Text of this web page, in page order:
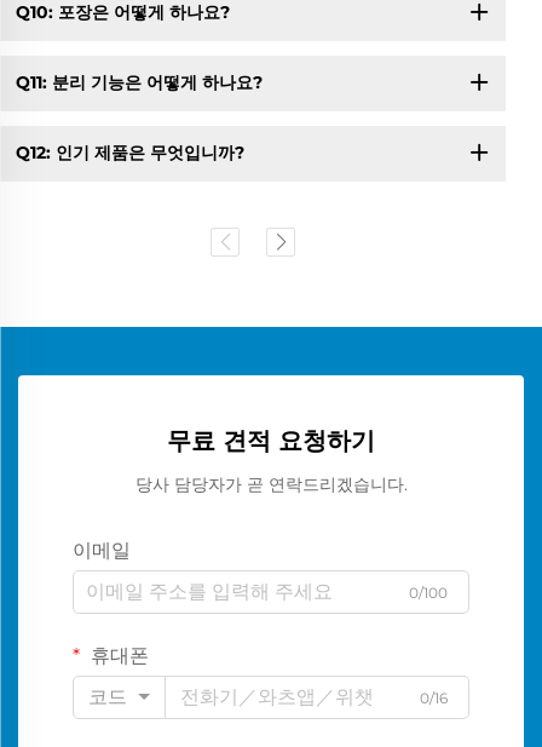
Q10: 포장은 어떻게 하나요?
Q11: 분리 기능은 어떻게 하나요?
Q12: 인기 제품은 무엇입니까?
무료 견적 요청하기
당사 담당자가 곧 연락드리겠습니다.
이메일
0/100
휴대폰
코드
0/16